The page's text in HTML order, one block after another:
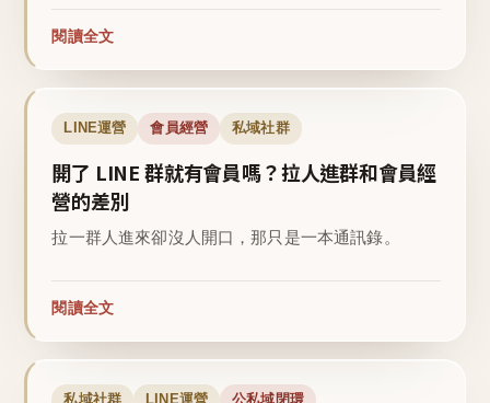
閱讀全文
LINE運營 會員經營 私域社群
開了 LINE 群就有會員嗎？拉人進群和會員經
營的差別
拉一群人進來卻沒人開口，那只是一本通訊錄。
閱讀全文